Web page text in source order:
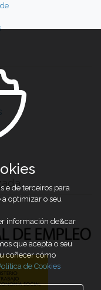
e de terceiros para
optimizar o seu
información de&car
que acepta o seu
coñecer cómo
de Cookies